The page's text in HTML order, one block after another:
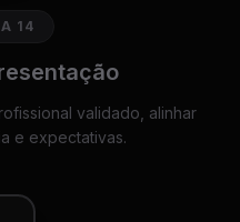
14
validado, alinhar
e expectativas.